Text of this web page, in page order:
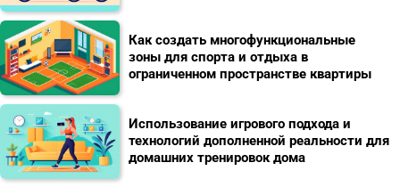
Как создать многофункциональные
зоны для спорта и отдыха в
ограниченном пространстве квартиры
Использование игрового подхода и
технологий дополненной реальности для
домашних тренировок дома